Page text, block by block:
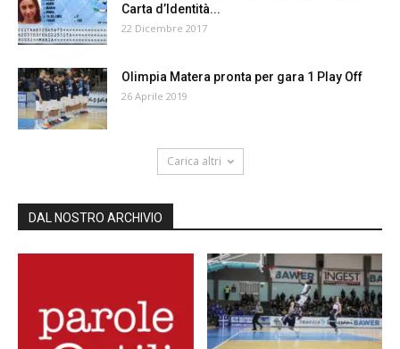
Carta d’Identità...
22 Dicembre 2017
Olimpia Matera pronta per gara 1 Play Off
26 Aprile 2019
Carica altri
DAL NOSTRO ARCHIVIO